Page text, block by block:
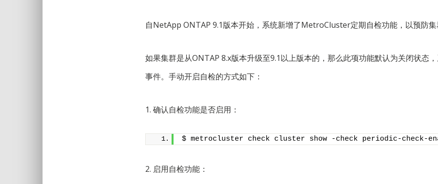
自NetApp ONTAP 9.1版本开始，系统新增了MetroCluster定期自检功能，以预防
如果集群是从ONTAP 8.x版本升级至9.1以上版本的，那么此项功能默认为关闭状态
事件。手动开启自检的方式如下：
1. 确认自检功能是否启用：
$ metrocluster check cluster show -check periodic-check-
2. 启用自检功能：